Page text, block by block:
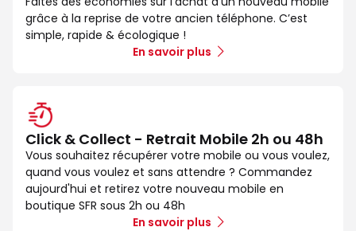
grâce à la reprise de votre ancien téléphone. C’est
simple, rapide & écologique !
En savoir plus
Click & Collect - Retrait Mobile 2h ou 48h
Vous souhaitez récupérer votre mobile ou vous voulez,
quand vous voulez et sans attendre ? Commandez
aujourd'hui et retirez votre nouveau mobile en
boutique SFR sous 2h ou 48h
En savoir plus